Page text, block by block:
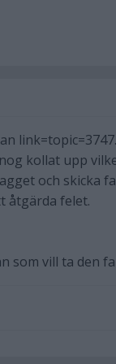
kollat upp
och skicka
åtgärda felet.
som vill ta den